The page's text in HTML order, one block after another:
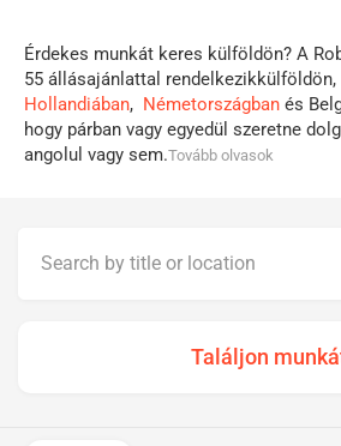
Érdekes munkát keres külföldön? A
55 állásajánlattal rendelkezikkülföldön,
Hollandiában, Németországban és
hogy párban vagy egyedül szeretne
angolul vagy sem.Tovább olvasok